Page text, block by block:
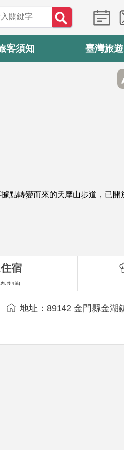
客須知 臺灣旅遊
點轉變而來的天摩山步道，已開
地址：89142 金門縣金湖
宿
內, 共 4 筆)